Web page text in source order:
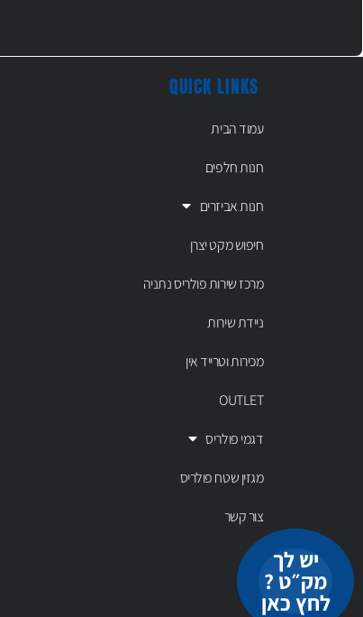
QUICK LINKS
עמוד הבית
חנות חלפים
חנות אביזרים
חיפוש מקט יצרן
מרכז שירות פולריס נתניה
ניידת שירות
מכירות וטרייד אין
OUTLET
דגמי פולריס
מגזין שטח פולריס
צור קשר
יש לך
מק״ט ?
לחץ כאן